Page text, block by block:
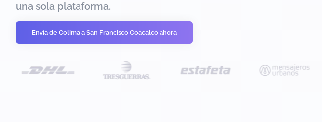
una sola plataforma.
Envía de Colima a San Francisco Coacalco ahora